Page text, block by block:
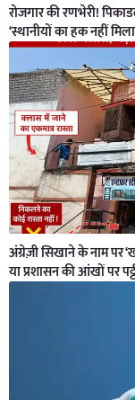
रोजगार की रणभेरी!
‘स्थानीयों का हक नहीं
अंग्रेज़ी सिखाने के नाम पर
या प्रशासन की आंखों पर